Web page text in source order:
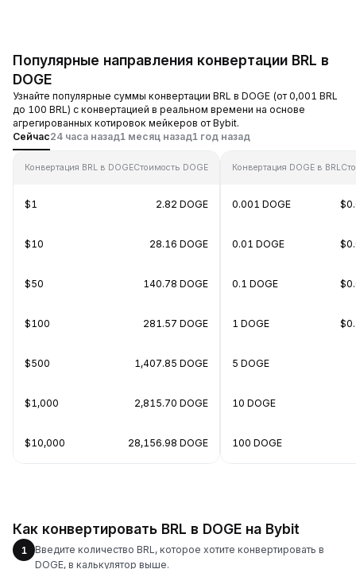
Популярные направления конвертации BRL в
DOGE
Узнайте популярные суммы конвертации BRL в DOGE (от 0,001 BRL
до 100 BRL) с конвертацией в реальном времени на основе
агрегированных котировок мейкеров от Bybit.
Сейчас24 часа назад1 месяц назад1 год назад
Конвертация BRL в DOGEСтоимость DOGE
$1 2.82 DOGE
$10 28.16 DOGE
$50 140.78 DOGE
$100 281.57 DOGE
$500 1,407.85 DOGE
$1,000 2,815.70 DOGE
$10,000 28,156.98 DOGE
Конвертация DOGE в BRL
0.001 DOGE
0.01 DOGE
0.1 DOGE
1 DOGE
5 DOGE
10 DOGE
100 DOGE
Как конвертировать BRL в DOGE на Bybit
1
Введите количество BRL, которое хотите конвертировать в
DOGE, в калькулятор выше.